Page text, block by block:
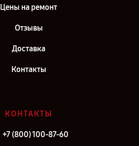
Цены на ремонт
Отзывы
Доставка
Контакты
КОНТАКТЫ
+7 (800) 100-87-60